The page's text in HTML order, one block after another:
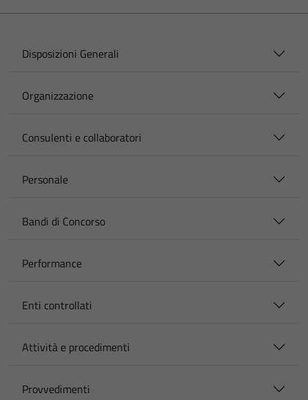
Disposizioni Generali
Organizzazione
Consulenti e collaboratori
Personale
Bandi di Concorso
Performance
Enti controllati
Attività e procedimenti
Provvedimenti